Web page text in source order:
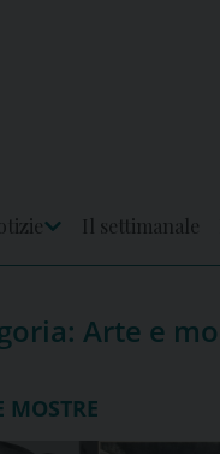
Il settimanale
Arte e
MOSTRE